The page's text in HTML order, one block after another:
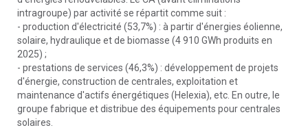
intragroupe) par activité se répartit comme suit :
- production d'électricité (53,7%) : à partir d'énergies éolienne,
solaire, hydraulique et de biomasse (4 910 GWh produits en
2025) ;
- prestations de services (46,3%) : développement de projets
d'énergie, construction de centrales, exploitation et
maintenance d'actifs énergétiques (Helexia), etc. En outre, le
groupe fabrique et distribue des équipements pour centrales
solaires.